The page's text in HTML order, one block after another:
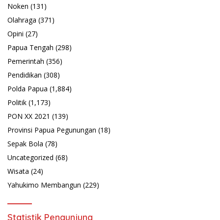
Noken (131)
Olahraga (371)
Opini (27)
Papua Tengah (298)
Pemerintah (356)
Pendidikan (308)
Polda Papua (1,884)
Politik (1,173)
PON XX 2021 (139)
Provinsi Papua Pegunungan (18)
Sepak Bola (78)
Uncategorized (68)
Wisata (24)
Yahukimo Membangun (229)
Statistik Pengunjung